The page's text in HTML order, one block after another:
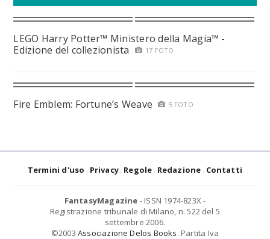
LEGO Harry Potter™ Ministero della Magia™ -
Edizione del collezionista
17 FOTO
Fire Emblem: Fortune’s Weave 5 FOTO
Termini d'uso Privacy Regole Redazione Contatti
FantasyMagazine - ISSN 1974-823X -
Registrazione tribunale di Milano, n. 522 del 5
settembre 2006.
©2003 Associazione Delos Books. Partita Iva